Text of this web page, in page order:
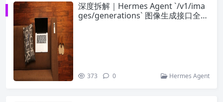
深度拆解｜Hermes Agent `/v1/ima
ges/generations` 图像生成接口全指
373 0 Hermes Agent